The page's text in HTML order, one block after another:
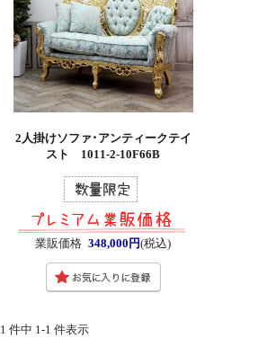
2人掛けソファ･アンティークテイ
スト 1011-2-10F66B
業販価格 348,000円(税込)
1 件中 1-1 件表示